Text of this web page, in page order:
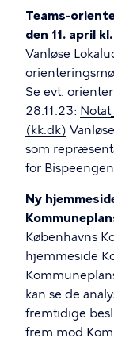
Teams-
den 11. april
Vanløse
Se evt.
28.11.23:
(kk.dk)
som
for
Ny
Københavns
hjemmeside
kan se de
fremtidige
frem mod